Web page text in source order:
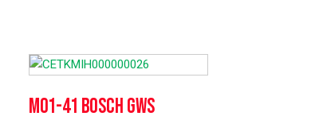
M01-41 Bosch GWS